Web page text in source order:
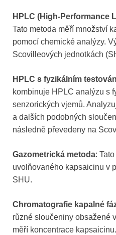
HPLC (High-Performance
Tato metoda měří množství
pomocí chemické analýzy.
Scovilleových jednotkách
HPLC s fyzikálním
kombinuje HPLC analýzu s
senzorických vjemů.
a dalších podobných
následně převedeny na
Gazometrická metoda:
uvolňovaného kapsaicinu v
SHU.
Chromatografie kapalné
různé sloučeniny obsažené
měří koncentrace kapsaicinu.